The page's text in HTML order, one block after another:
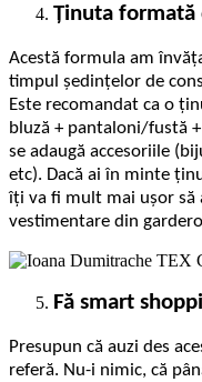
Ținuta formată
Acestă formula am
timpul ședințelor de
Este recomandat ca o
bluză + pantaloni/fustă
se adaugă accesoriile
etc). Dacă ai în minte
îți va fi mult mai ușor să
vestimentare din
Fă smart
Presupun că auzi des
referă. Nu-i nimic, că